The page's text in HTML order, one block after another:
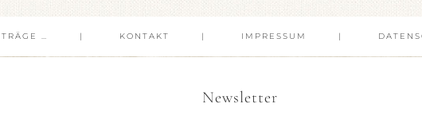
… KONTAKT IMPRESSUM
Newsletter